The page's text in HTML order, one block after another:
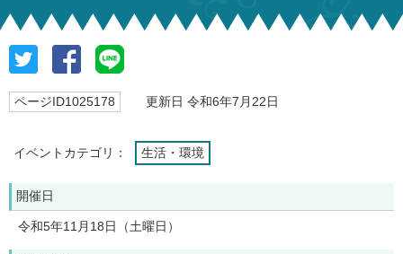
ページID1025178 更新日 令和6年7月22日
イベントカテゴリ： 生活・環境
開催日
令和5年11月18日（土曜日）